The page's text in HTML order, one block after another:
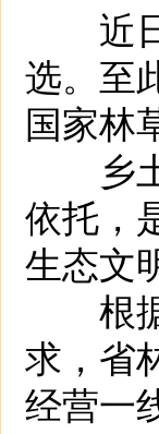
近日
选。至
国家林
乡土
依托，
生态文
根据
求，省
经营一